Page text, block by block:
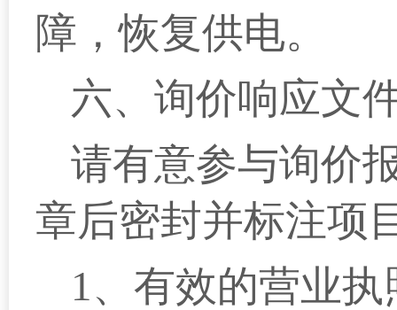
障，恢复供电。
六、询价响应文
请有意参与询价
章后密封并标注项
1、有效的营业执